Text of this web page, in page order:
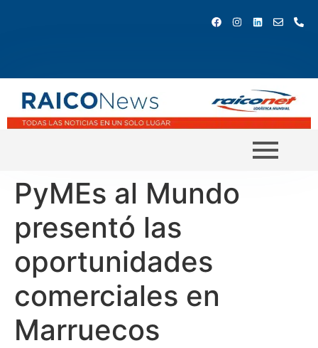
PyMEs al Mundo
presentó las
oportunidades
comerciales en
Marruecos